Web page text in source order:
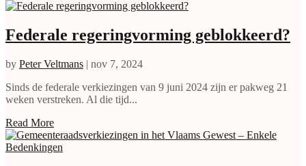
Federale regeringvorming geblokkeerd?
by Peter Veltmans | nov 7, 2024
Sinds de federale verkiezingen van 9 juni 2024 zijn er pakweg 21
weken verstreken. Al die tijd...
Read More